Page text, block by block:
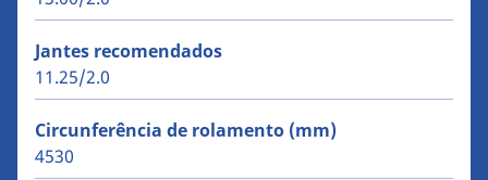
Jantes recomendados
11.25/2.0
Circunferência de rolamento (mm)
4530